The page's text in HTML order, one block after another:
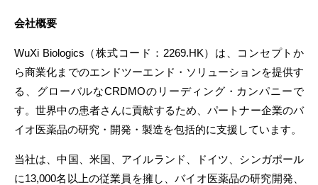
会社概要
WuXi Biologics（株式コード：2269.HK）は、コンセプトか
ら商業化までのエンドツーエンド・ソリューションを提供す
る、グローバルなCRDMOのリーディング・カンパニーで
す。世界中の患者さんに貢献するため、パートナー企業のバ
イオ医薬品の研究・開発・製造を包括的に支援しています。
当社は、中国、米国、アイルランド、ドイツ、シンガポール
に13,000名以上の従業員を擁し、バイオ医薬品の研究開発、